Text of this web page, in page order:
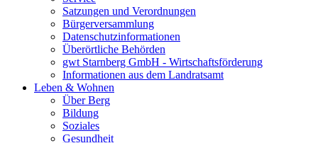
Satzungen und Verordnungen
Bürgerversammlung
Datenschutzinformationen
Überörtliche Behörden
gwt Starnberg GmbH - Wirtschaftsförderung
Informationen aus dem Landratsamt
Leben & Wohnen
Über Berg
Bildung
Soziales
Gesundheit